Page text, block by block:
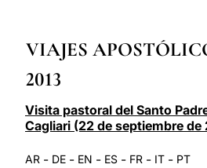
VIAJES
2013
Visita pastoral del Santo
Cagliari (22 de septiembre de
AR - DE - EN - ES - FR - IT - PT